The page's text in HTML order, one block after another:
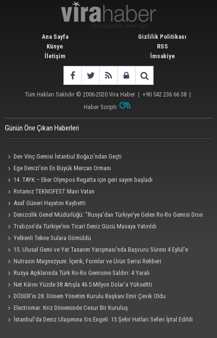
Ana Sayfa
Künye
İletişim
Gizlilik Politikası
RSS
İmsakiye
Tüm Hakları Saklıdır © 2006-2020 Vira Haber | +90 542 236 66 38 |
Haber Scripti
Günün Öne Çıkan Haberleri
Dev Vinç Gemisi İstanbul Boğazı'ndan Geçti
Ege Denizi’nin En Büyük Mercan Ormanı
14. TAYK – Eker Olympos Regatta için geri sayım başladı
Rotamız TEKNOFEST Mavi Vatan
Asaf Güneri Hayatını Kaybetti
Denizcilik Genel Müdürlüğü: "Rusya'dan Türkiye'ye Gelen Ro-Ro Gemisi Dron
Saldırısına Uğradı"
Trabzon'da Türkiye'nin Ticari Deniz Gücü Masaya Yatırıldı
Yelkenli Tekne Sulara Gömüldü
15. Ulusal Gemi ve Yat Tasarım Yarışması'nda Başvuru Süresi 4 Eylül'e
Uzatıldı
Nutraxin Magnezyum: İçerik, Formlar ve Ürün Serisi Rehberi
Rusya Açıklarında Türk Ro-Ro Gemisine Saldırı: 4 Yaralı
Net Kârını Yüzde 38 Artışla 46.5 Milyon Dolar’a Yükseltti
DÖDER'in 28. Dönem Yönetim Kurulu Başkanı Emir Çevik Oldu
Electromar: Kriz Döneminde Cesur Bir Kuruluş
İstanbul'da Deniz Ulaşımına Sis Engeli: 15 Şehir Hatları Seferi İptal Edildi